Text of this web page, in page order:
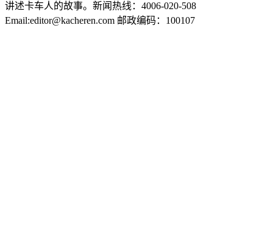
讲述卡车人的故事。新闻热线：4006-020-508
Email:editor@kacheren.com 邮政编码：100107